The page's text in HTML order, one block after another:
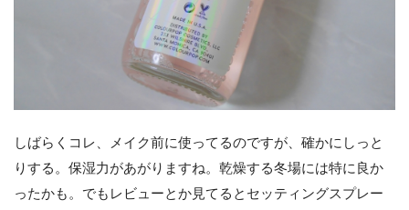
しばらくコレ、メイク前に使ってるのですが、確かにしっと
りする。保湿力があがりますね。乾燥する冬場には特に良か
ったかも。でもレビューとか見てるとセッティングスプレー